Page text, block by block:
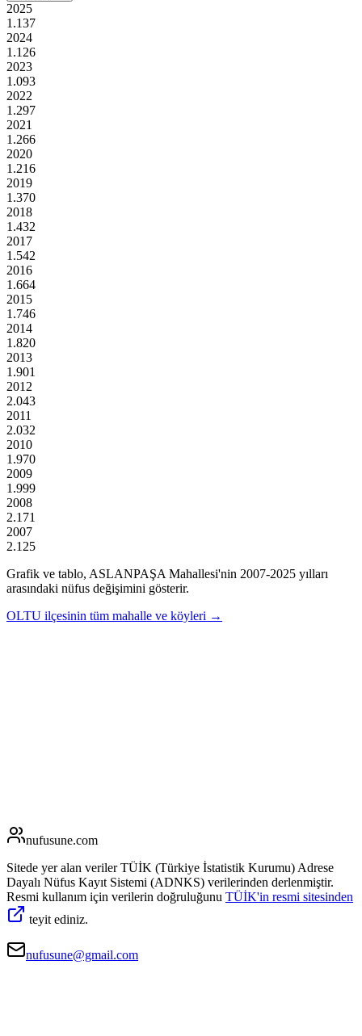
2025
1.137
2024
1.126
2023
1.093
2022
1.297
2021
1.266
2020
1.216
2019
1.370
2018
1.432
2017
1.542
2016
1.664
2015
1.746
2014
1.820
2013
1.901
2012
2.043
2011
2.032
2010
1.970
2009
1.999
2008
2.171
2007
2.125
Grafik ve tablo, ASLANPAŞA Mahallesi'nin 2007-2025 yılları
arasındaki nüfus değişimini gösterir.
OLTU ilçesinin tüm mahalle ve köyleri →
nufusune.com
Sitede yer alan veriler TÜİK (Türkiye İstatistik Kurumu) Adrese
Dayalı Nüfus Kayıt Sistemi (ADNKS) verilerinden derlenmiştir.
Resmi kullanım için verilerin doğruluğunu TÜİK'in resmi sitesinden
teyit ediniz.
nufusune@gmail.com